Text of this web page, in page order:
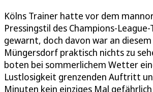
Kölns Trainer hatte vor dem
Pressingstil des Champions-
gewarnt, doch davon war an
Müngersdorf praktisch nichts zu
boten bei sommerlichem Wetter
Lustlosigkeit grenzenden Auftritt
Minuten kein einziges Mal